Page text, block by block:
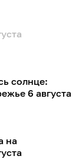
солнце:
6 августа
на